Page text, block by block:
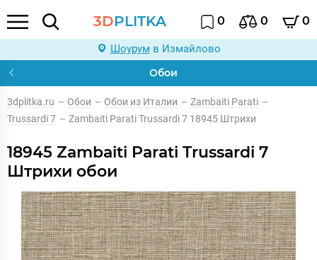
3DPLITKA 0 0 0
Шоурум в Измайлово
Обои
3dplitka.ru – Обои – Обои из Италии – Zambaiti Parati –
Trussardi 7 – Zambaiti Parati Trussardi 7 18945 Штрихи
18945 Zambaiti Parati Trussardi 7
Штрихи обои